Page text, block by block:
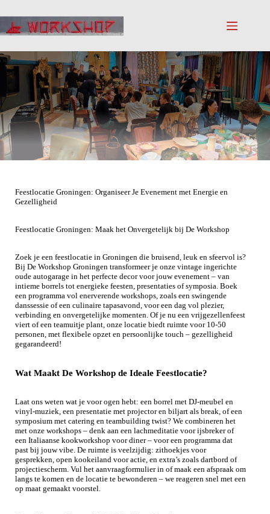
Feestlocatie Groningen: Organiseer Je Evenement met Energie en
Gezelligheid
Feestlocatie Groningen: Maak het Onvergetelijk bij De Workshop
Zoek je een feestlocatie in Groningen die bruisend, leuk en sfeervol is?
Bij De Workshop Groningen transformeer je onze vintage ingerichte
oude autogarage in het perfecte decor voor jouw evenement – van
intieme borrels tot energieke feesten, presentaties of symposia. Boek
een programma vol enerverende workshops, zoals een swingende
danssessie of een culinaire tapasavond, voor een dag vol plezier,
verbinding en onvergetelijke momenten. Of je nu een vrijgezellenfeest
viert of een teamuitje plant, onze locatie biedt ruimte voor 10-50
personen, met flexibele opzet en persoonlijke touch – gezelligheid
gegarandeerd!
Wat Maakt De Workshop de Ideale Feestlocatie?
Laat ons weten wat je voor ogen hebt: een borrel met DJ-meubel en
vinyl-muziek, een presentatie met projector en biljart als break, of een
symposium met catering en teambuilding twist? We combineren het
met onze workshops – denk aan een lachmeditatie voor ijsbreker of
een Italiaanse kookworkshop voor diner – voor een programma dat
past bij jouw vibe. De ruimte is veelzijdig: zithoekjes voor
gesprekken, open kookeiland voor actie, en extra’s zoals dartbord of
projectiescherm. Vul het aanvraagformulier in of maak een afspraak om
langs te komen en de locatie te bewonderen – we reageren snel met een
op maat gemaakt voorstel.